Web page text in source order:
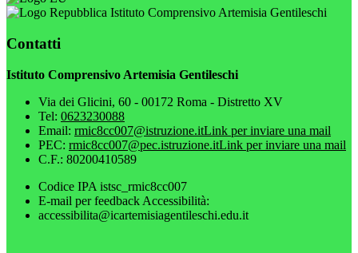
Istituto Comprensivo Artemisia Gentileschi
Contatti
Istituto Comprensivo Artemisia Gentileschi
Via dei Glicini, 60 - 00172 Roma - Distretto XV
Tel: 0623230088
Email: rmic8cc007@istruzione.itLink per inviare una mail
PEC: rmic8cc007@pec.istruzione.itLink per inviare una mail
C.F.: 80200410589
Codice IPA istsc_rmic8cc007
E-mail per feedback Accessibilità:
accessibilita@icartemisiagentileschi.edu.it